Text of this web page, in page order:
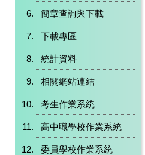
簡章查詢與下載
下載專區
統計資料
相關網站連結
考生作業系統
高中職學校作業系統
委員學校作業系統